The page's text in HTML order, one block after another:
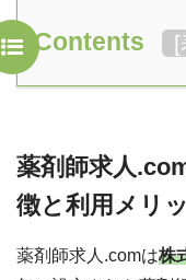
Contents [
薬剤師求人
徴と利用メリ
薬剤師求人.comは株